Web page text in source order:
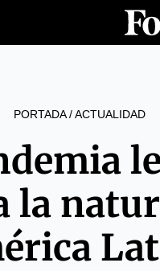
PORTADA/ACTUALIDAD
la